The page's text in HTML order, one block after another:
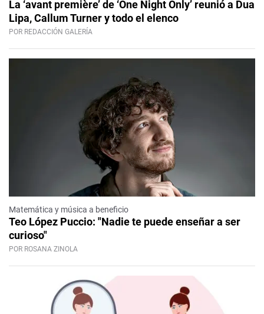
La ‘avant première’ de ‘One Night Only’ reunió a Dua
Lipa, Callum Turner y todo el elenco
POR REDACCIÓN GALERÍA
Matemática y música a beneficio
Teo López Puccio: "Nadie te puede enseñar a ser
curioso"
POR ROSANA ZINOLA